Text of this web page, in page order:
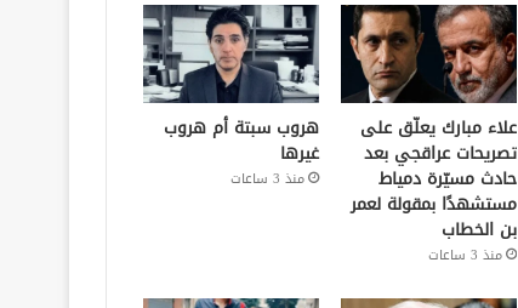
علاء مبارك يعلّق على
تصريحات عراقجي بعد
حادث مسيّرة دمياط
مستشهدًا بمقولة لعمر
بن الخطاب
منذ 3 ساعات
هروب سبتة أم هروب
غيرها
منذ 3 ساعات